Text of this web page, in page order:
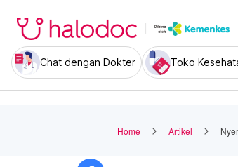
Chat dengan Dokter Toko
Home Artikel